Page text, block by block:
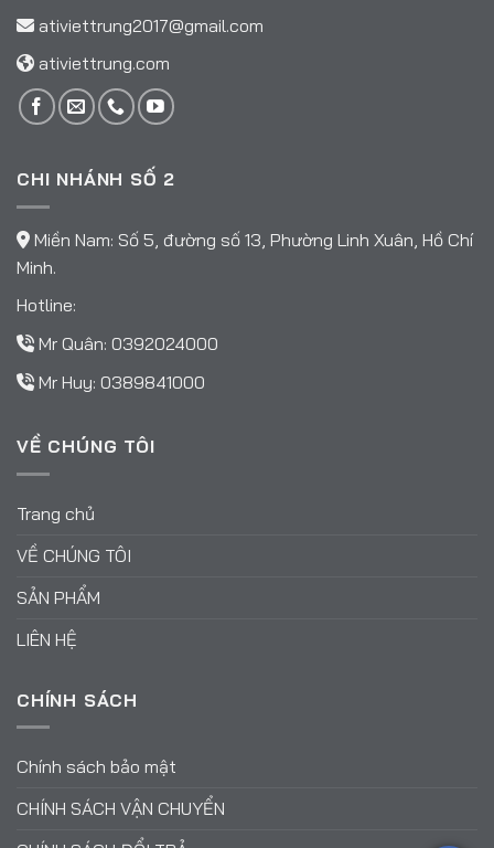
ativiettrung2017@gmail.com
ativiettrung.com
CHI NHÁNH SỐ 2
Miền Nam: Số 5, đường số 13, Phường Linh Xuân, Hồ Chí
Minh.
Hotline:
Mr Quân: 0392024000
Mr Huy: 0389841000
VỀ CHÚNG TÔI
Trang chủ
VỀ CHÚNG TÔI
SẢN PHẨM
LIÊN HỆ
CHÍNH SÁCH
Chính sách bảo mật
CHÍNH SÁCH VẬN CHUYỂN